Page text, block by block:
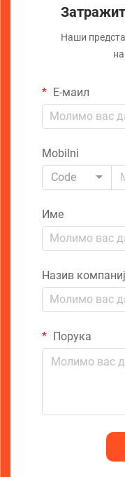
Наши
Е-маил
Mobilni
Code
Име
Назив
Порука